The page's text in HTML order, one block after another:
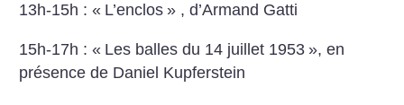
13h-15h : « L’enclos » , d’Armand Gatti
15h-17h : « Les balles du 14 juillet 1953 », en
présence de Daniel Kupferstein